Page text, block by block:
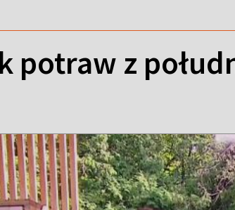
potraw z